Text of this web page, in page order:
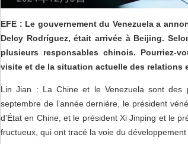
EFE : Le gouvernement du Venezuela a
Delcy Rodríguez, était arrivée à Beijing.
plusieurs responsables chinois. Pourriez-
visite et de la situation actuelle des relations
Lin Jian : La Chine et le Venezuela sont des
septembre de l’année dernière, le président
d’État en Chine, et le président Xi Jinping et le
fructueux, qui ont tracé la voie du